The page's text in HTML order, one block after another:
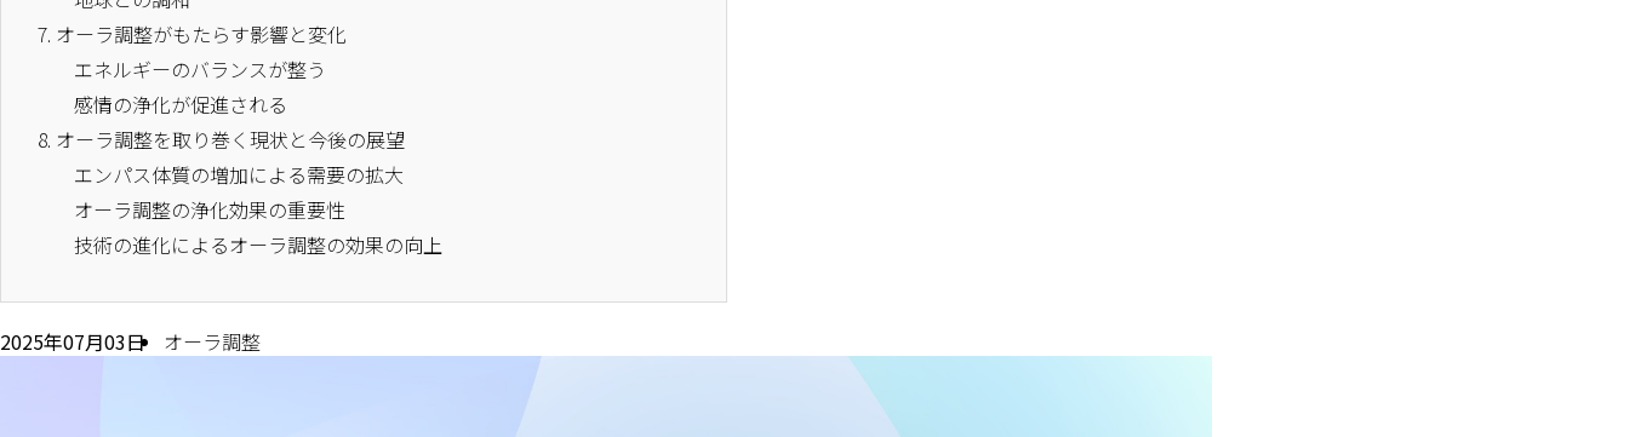
7. オーラ調整がもたらす影響と変化
エネルギーのバランスが整う
感情の浄化が促進される
8. オーラ調整を取り巻く現状と今後の展望
エンパス体質の増加による需要の拡大
オーラ調整の浄化効果の重要性
技術の進化によるオーラ調整の効果の向上
2025年07月03日 オーラ調整